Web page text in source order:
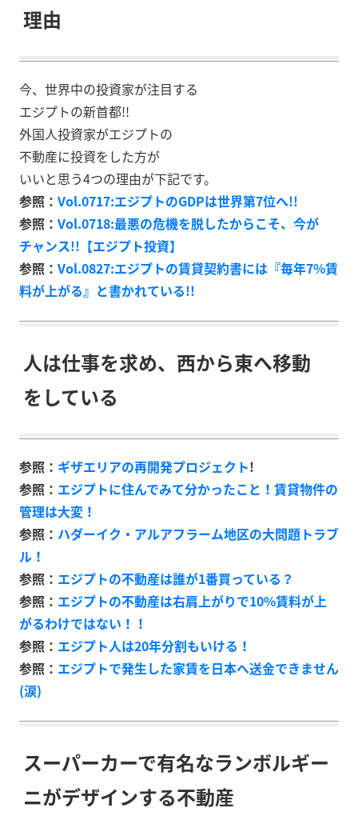
理由
今、世界中の投資家が注目する
エジプトの新首都!!
外国人投資家がエジプトの
不動産に投資をした方が
いいと思う4つの理由が下記です。
参照： Vol.0717:エジプトのGDPは世界第7位へ!!
参照： Vol.0718:最悪の危機を脱したからこそ、今が
チャンス!!【エジプト投資】
参照： Vol.0827:エジプトの賃貸契約書には『毎年7%賃
料が上がる』と書かれている!!
人は仕事を求め、西から東へ移動
をしている
参照： ギザエリアの再開発プロジェクト!
参照： エジプトに住んでみて分かったこと！賃貸物件の
管理は大変！
参照： ハダーイク・アルアフラーム地区の大問題トラブ
ル！
参照： エジプトの不動産は誰が1番買っている？
参照： エジプトの不動産は右肩上がりで10%賃料が上
がるわけではない！！
参照： エジプト人は20年分割もいける！
参照： エジプトで発生した家賃を日本へ送金できません
(涙)
スーパーカーで有名なランボルギー
ニがデザインする不動産